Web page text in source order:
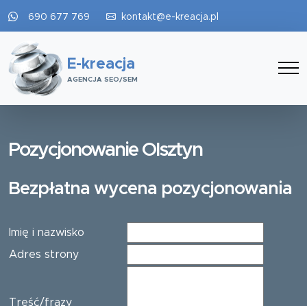
690 677 769 kontakt@e-kreacja.pl
E-kreacja
AGENCJA SEO/SEM
Pozycjonowanie Olsztyn
Bezpłatna wycena pozycjonowania
Imię i nazwisko
Adres strony
Treść/frazy